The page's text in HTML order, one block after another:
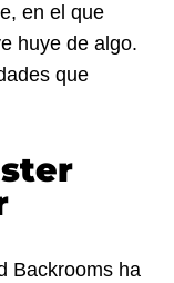
en el que
huye de algo.
que
Backrooms ha